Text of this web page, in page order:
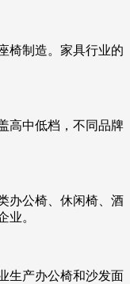
椅制造。家具行业的
高中低档，不同品牌
办公椅、休闲椅、酒
业。
生产办公椅和沙发面